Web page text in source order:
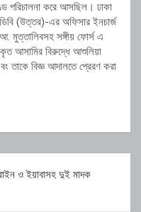
পরিচালনা করে আসছিল। ঢাকা
ডিবি (উত্তর)-এর অফিসার ইনচার্জ
মুত্তালিবসহ সঙ্গীয় ফোর্স এ
আসামির বিরুদ্ধে আশুলিয়া
তাকে বিজ্ঞ আদালতে প্রেরণ করা
ও ইয়াবাসহ দুই মাদক